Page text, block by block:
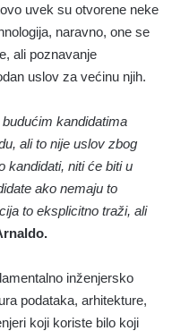
uvek su otvorene neke
naravno, one se
ali poznavanje
uslov za većinu njih.
kandidatima
ali to nije uslov zbog
kandidati, niti će biti u
ako nemaju to
to eksplicitno traži, ali
inženjersko
podataka, arhitekture,
koji koriste bilo koji